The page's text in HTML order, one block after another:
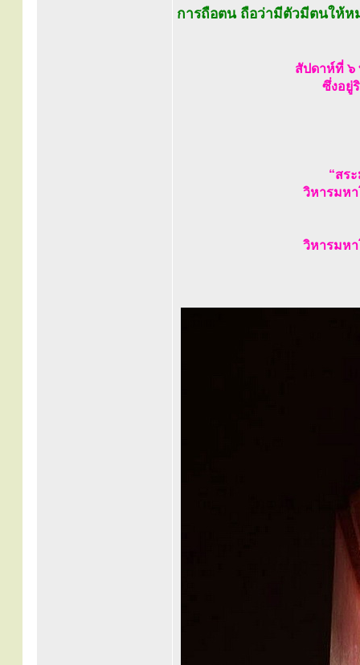
การถือตน ถือว่ามีตัวมีตนให้ห
สัปดาห์ที่ ๖
ซึ่งอยู่
“สร
วิหารมห
วิหารมห